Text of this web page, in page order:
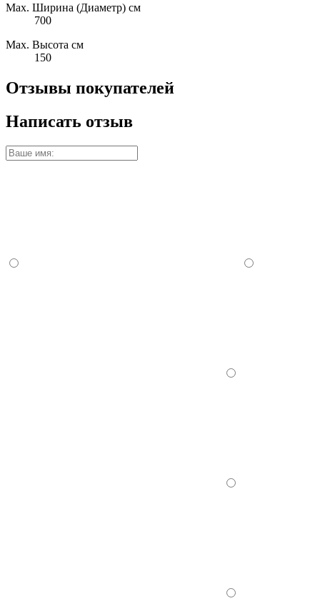
Max. Ширина (Диаметр) см
700
Max. Высота см
150
Отзывы покупателей
Написать отзыв